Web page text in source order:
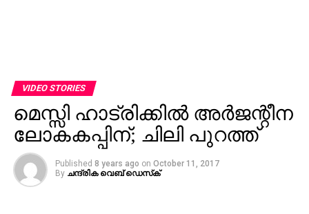
VIDEO STORIES
മെസ്സി ഹാട്രിക്കില്‍ അര്‍ജന്റീന
ലോകകപ്പിന്; ചിലി പുറത്ത്
Published 8 years ago on October 11, 2017
By ചന്ദ്രിക വെബ് ഡെസ്‌ക്‌